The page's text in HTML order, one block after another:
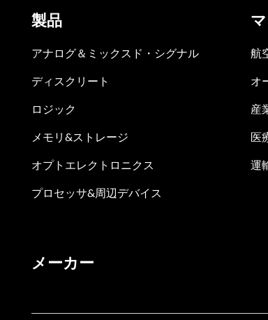
製品
アナログ＆ミックスド・シグナル
ディスクリート
ロジック
メモリ&ストレージ
オプトエレクトロニクス
プロセッサ&周辺デバイス
航
オ
産
医
運
メーカー